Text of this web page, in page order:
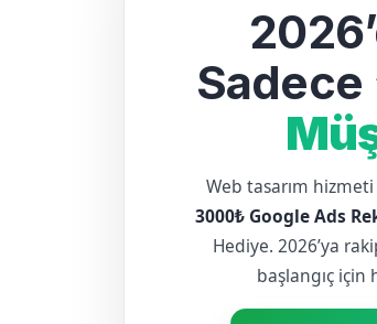
Sadece
Web tasarım
3000₺ Google Ads
Hediye. 2026’ya
başlangıç için